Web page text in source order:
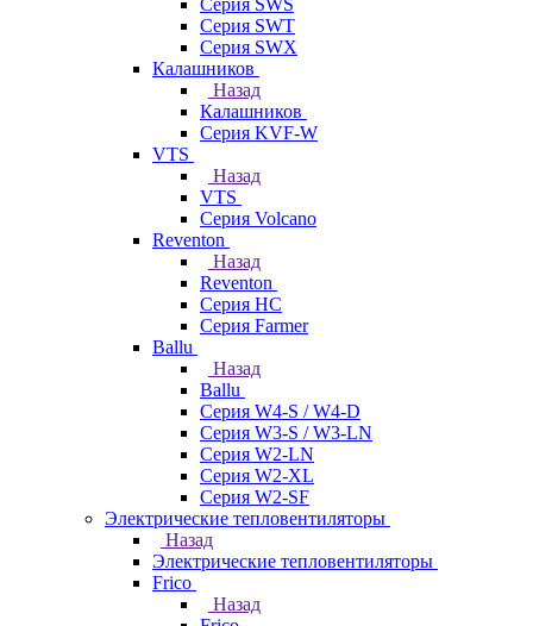
Серия SWS
Серия SWT
Серия SWX
Калашников
Назад
Калашников
Серия KVF-W
VTS
Назад
VTS
Серия Volcano
Reventon
Назад
Reventon
Серия HC
Серия Farmer
Ballu
Назад
Ballu
Серия W4-S / W4-D
Серия W3-S / W3-LN
Серия W2-LN
Серия W2-XL
Серия W2-SF
Электрические тепловентиляторы
Назад
Электрические тепловентиляторы
Frico
Назад